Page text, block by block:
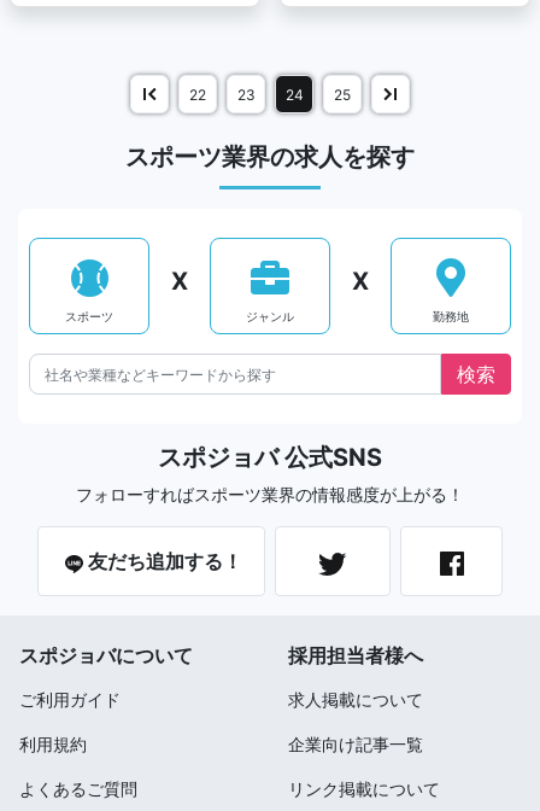
22 23 24 25
スポーツ業界の求人を探す
スポーツ
X
ジャンル
X
勤務地
スポジョバ 公式SNS
フォローすればスポーツ業界の情報感度が上がる！
友だち追加する！
スポジョバについて
ご利用ガイド
利用規約
よくあるご質問
採用担当者様へ
求人掲載について
企業向け記事一覧
リンク掲載について